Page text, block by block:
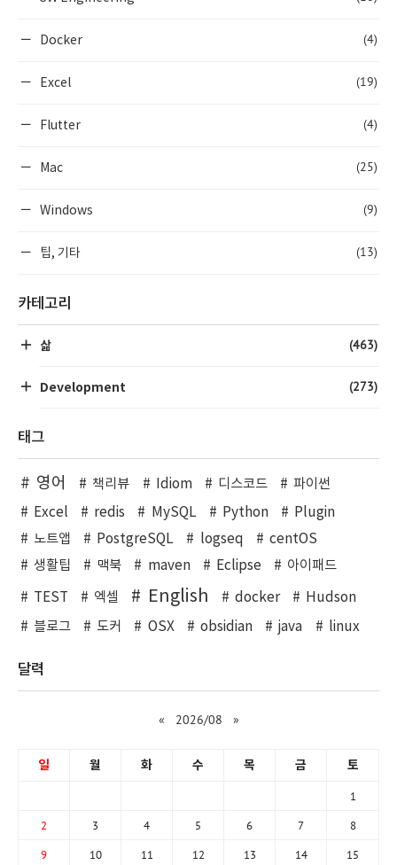
Docker (4)
Excel (19)
Flutter (4)
Mac (25)
Windows (9)
팁, 기타 (13)
카테고리
삶 (463)
Development (273)
태그
영어 책리뷰 Idiom 디스코드
파이썬
Excel
redis MySQL Python
Plugin
노트앱
PostgreSQL logseq
centOS
생활팁
맥북 maven Eclipse 아이패드
TEST 엑셀 English docker
Hudson
블로그
도커 OSX obsidian java linux
달력
« 2026/08 »
일 월 화 수 목 금 토
1
2 3 4 5 6 7 8
9 10 11 12 13 14 15